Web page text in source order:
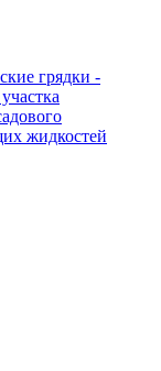
грядки -
жидкостей